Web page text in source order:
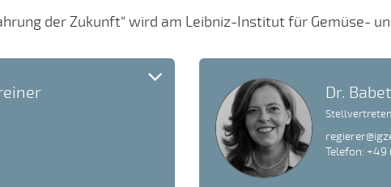
der Zukunft“ wird am Leibniz-Institut für Gemüse-
Dr.
Telefon: +49